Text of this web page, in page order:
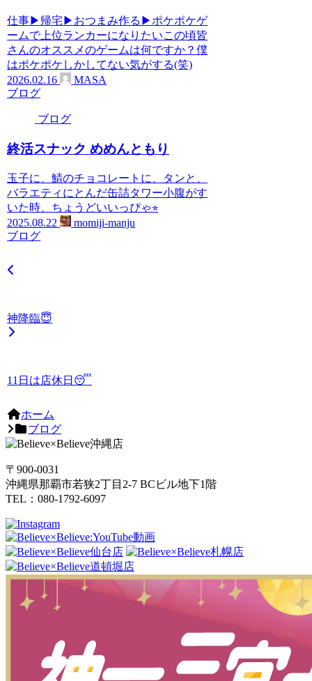
仕事▶︎帰宅▶︎おつまみ作る▶︎ポケポケゲ
ームで上位ランカーになりたいこの頃皆
さんのオススメのゲームは何ですか？僕
はポケポケしかしてない気がする(笑)
2026.02.16
MASA
ブログ
ブログ
終活スナック めめんともり
玉子に、鯖のチョコレートに、タンと、
バラエティにとんだ缶詰タワー小腹がす
いた時、ちょうどいいっぴゃ⭐︎
2025.08.22
momiji-manju
ブログ
神降臨😇
11日は店休日😴
ホーム
ブログ
〒900-0031
沖縄県那覇市若狭2丁目2-7 BCビル地下1階
TEL：080-1792-6097